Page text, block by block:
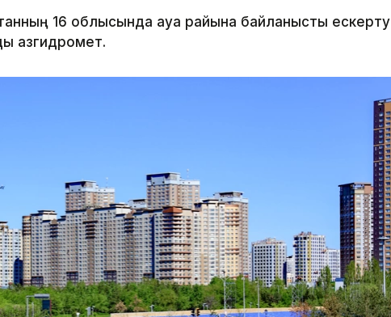
16 облысында ауа райына байланысты ескерту
Қазгидромет.